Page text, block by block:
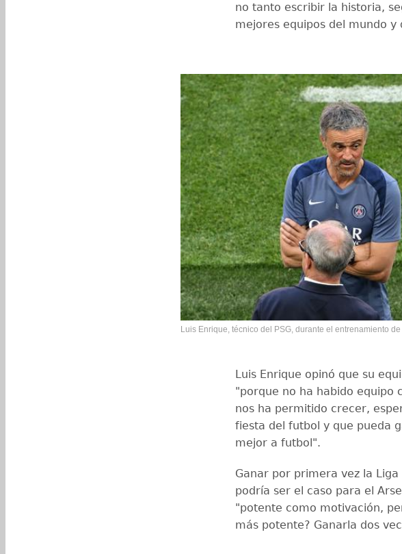
no tanto escribir la historia,
mejores equipos del mundo y
Luis Enrique, técnico del PSG, durante el entrenamiento de
Luis Enrique opinó que su
"porque no ha habido equipo
nos ha permitido crecer,
fiesta del futbol y que pueda
mejor a futbol".
Ganar por primera vez la
podría ser el caso para el
"potente como motivación,
más potente? Ganarla dos